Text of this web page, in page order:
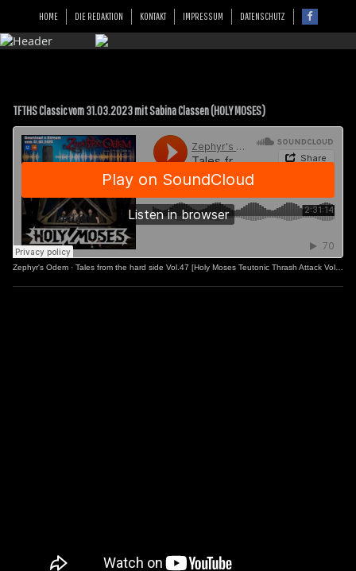
HOME DIE REDAKTION KONTAKT IMPRESSUM DATENSCHUTZ
TFTHS Classic vom 31.03.2023 mit Sabina Classen (HOLY MOSES)
Zephyr's Odem · Tales from the hard side Vol.47 [Holy Moses Teutonic Thrash Attack Vol.2]